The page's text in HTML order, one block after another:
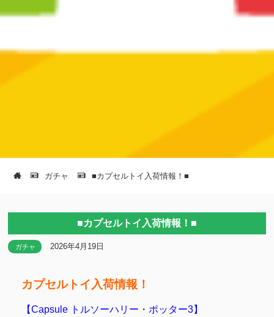
ガチャ ■カプセルトイ入荷情報！■
■カプセルトイ入荷情報！■
ガチャ 2026年4月19日
カプセルトイ入荷情報！
【Capsule トルソーハリー・ポッター3】